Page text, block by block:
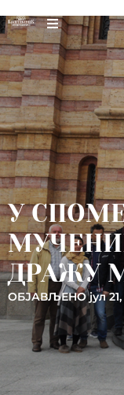
У
ДРАЖУ
ОБЈАВЉЕНО јул